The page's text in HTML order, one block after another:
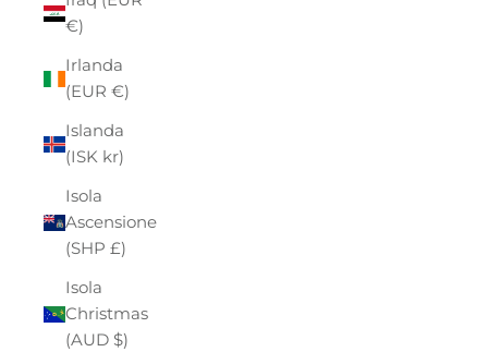
€)
Irlanda
(EUR €)
Islanda
(ISK kr)
Isola
Ascensione
(SHP £)
Isola
Christmas
(AUD $)